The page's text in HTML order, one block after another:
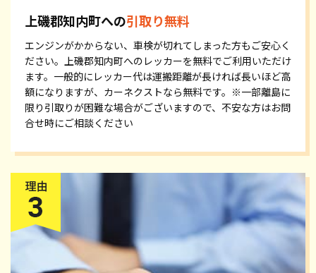
上磯郡知内町への引取り無料
エンジンがかからない、車検が切れてしまった方もご安心く
ださい。上磯郡知内町へのレッカーを無料でご利用いただけ
ます。一般的にレッカー代は運搬距離が長ければ長いほど高
額になりますが、カーネクストなら無料です。※一部離島に
限り引取りが困難な場合がございますので、不安な方はお問
合せ時にご相談ください